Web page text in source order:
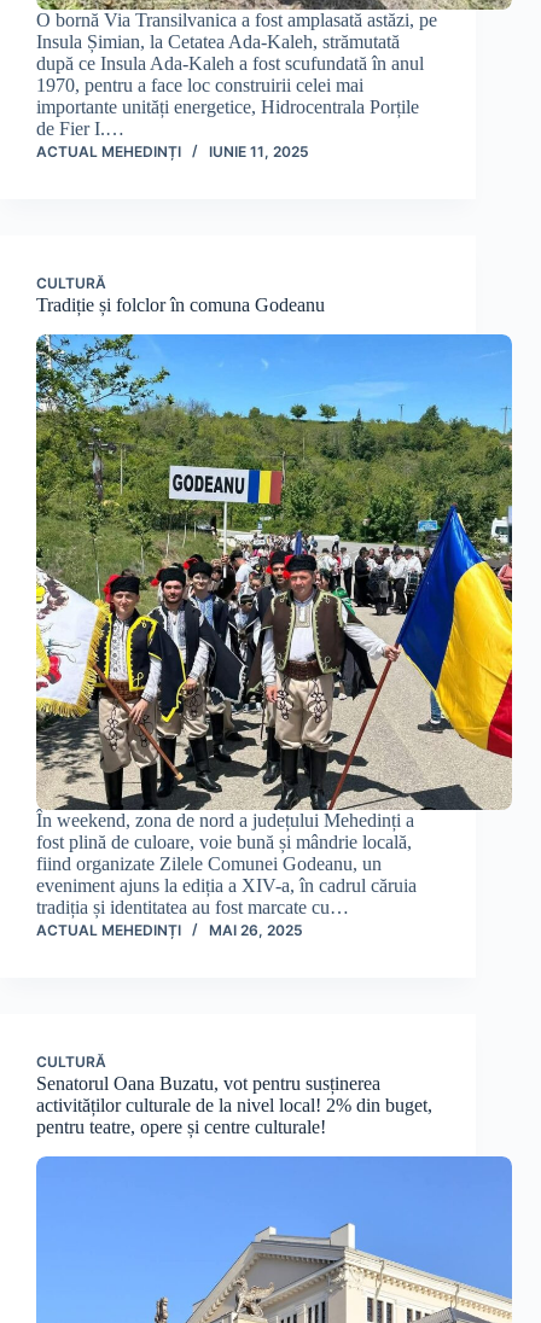
O bornă Via Transilvanica a fost amplasată astăzi, pe
Insula Șimian, la Cetatea Ada-Kaleh, strămutată
după ce Insula Ada-Kaleh a fost scufundată în anul
1970, pentru a face loc construirii celei mai
importante unități energetice, Hidrocentrala Porțile
de Fier I.…
ACTUAL MEHEDINȚI IUNIE 11, 2025
CULTURĂ
Tradiție și folclor în comuna Godeanu
În weekend, zona de nord a județului Mehedinți a
fost plină de culoare, voie bună și mândrie locală,
fiind organizate Zilele Comunei Godeanu, un
eveniment ajuns la ediția a XIV-a, în cadrul căruia
tradiția și identitatea au fost marcate cu…
ACTUAL MEHEDINȚI MAI 26, 2025
CULTURĂ
Senatorul Oana Buzatu, vot pentru susținerea
activităților culturale de la nivel local! 2% din buget,
pentru teatre, opere și centre culturale!